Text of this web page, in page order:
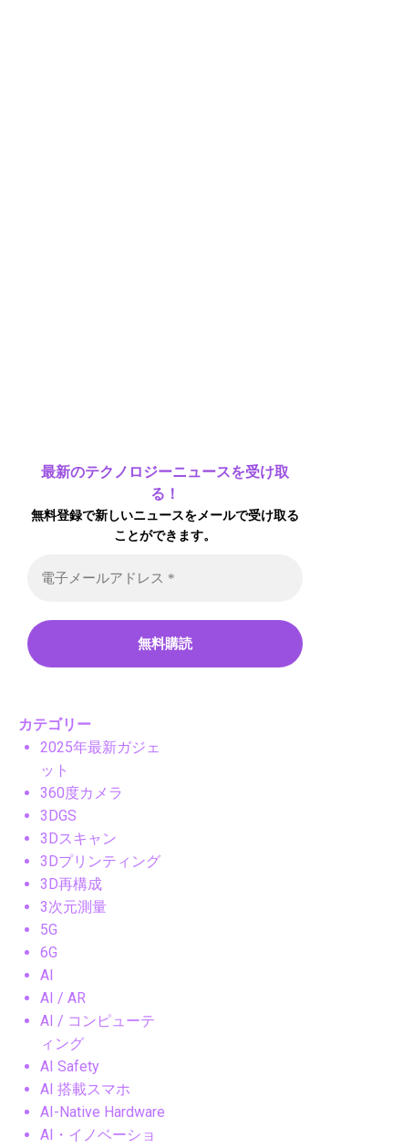
最新のテクノロジーニュースを受け取
る！
無料登録で新しいニュースをメールで受け取る
ことができます。
カテゴリー
2025年最新ガジェ
ット
360度カメラ
3DGS
3Dスキャン
3Dプリンティング
3D再構成
3次元測量
5G
6G
AI
AI / AR
AI / コンピューテ
ィング
AI Safety
AI 搭載スマホ
AI-Native Hardware
AI・イノベーショ